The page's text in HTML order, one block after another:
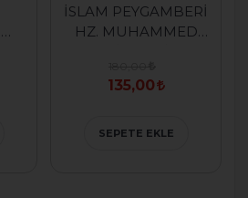
İSLAM PEYGAMBERİ
HZ. MUHAMMED
135,00
SEPETE EKLE